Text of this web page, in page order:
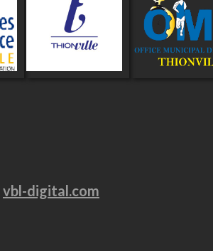
vbl-digital.com